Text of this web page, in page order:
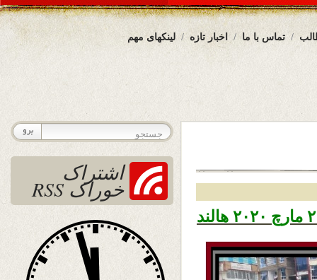
لینکهای مهم اخبار تازه تماس با ما
اشتراک
خوراک RSS